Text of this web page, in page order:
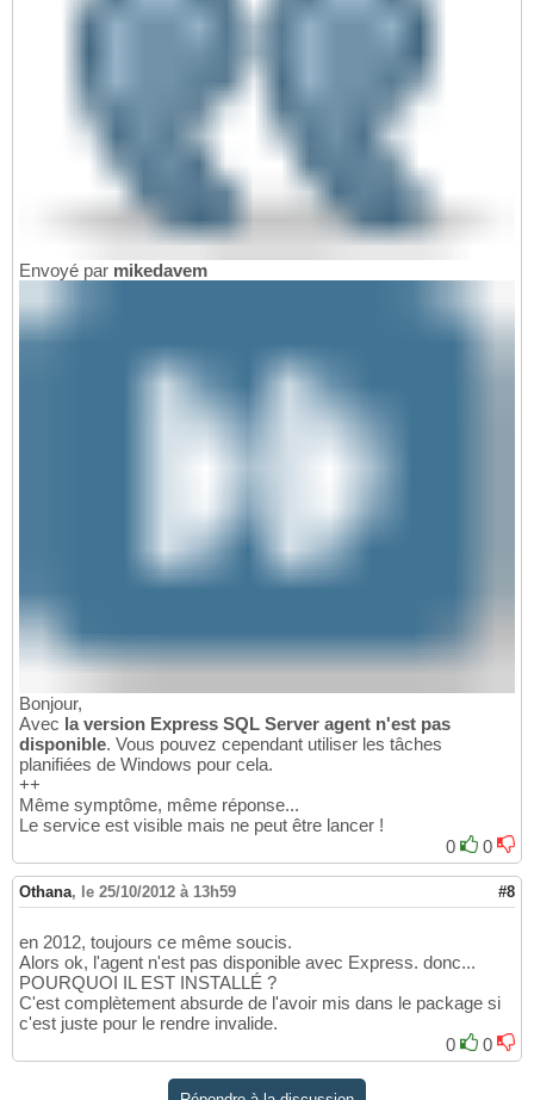
Envoyé par mikedavem
Bonjour,
Avec la version Express SQL Server agent n'est pas
disponible. Vous pouvez cependant utiliser les tâches
planifiées de Windows pour cela.
++
Même symptôme, même réponse...
Le service est visible mais ne peut être lancer !
0
0
Othana, le 25/10/2012 à 13h59 #8
en 2012, toujours ce même soucis.
Alors ok, l'agent n'est pas disponible avec Express. donc...
POURQUOI IL EST INSTALLÉ ?
C'est complètement absurde de l'avoir mis dans le package si
c'est juste pour le rendre invalide.
0
0